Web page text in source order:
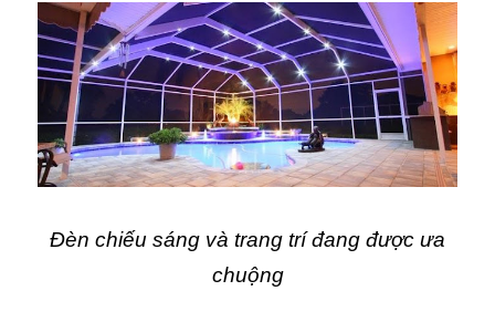
Đèn chiếu sáng và trang trí đang được ưa
chuộng